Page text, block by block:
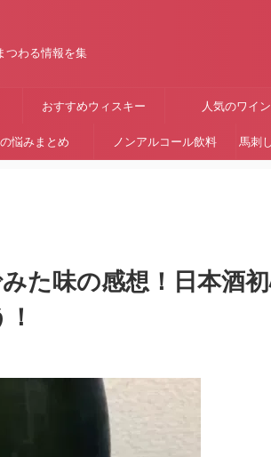
つわる情報を集
おすすめウィスキー 人気のワイン
悩みまとめ ノンアルコール飲料 馬刺
た味の感想！日本酒